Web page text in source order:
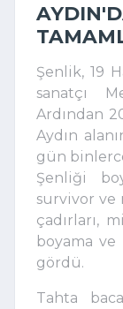
Şenlik, 19
sanatçı
Ardından
Aydın
gün
Şenliği
survivor ve
çadırları,
boyama
gördü.
Tahta